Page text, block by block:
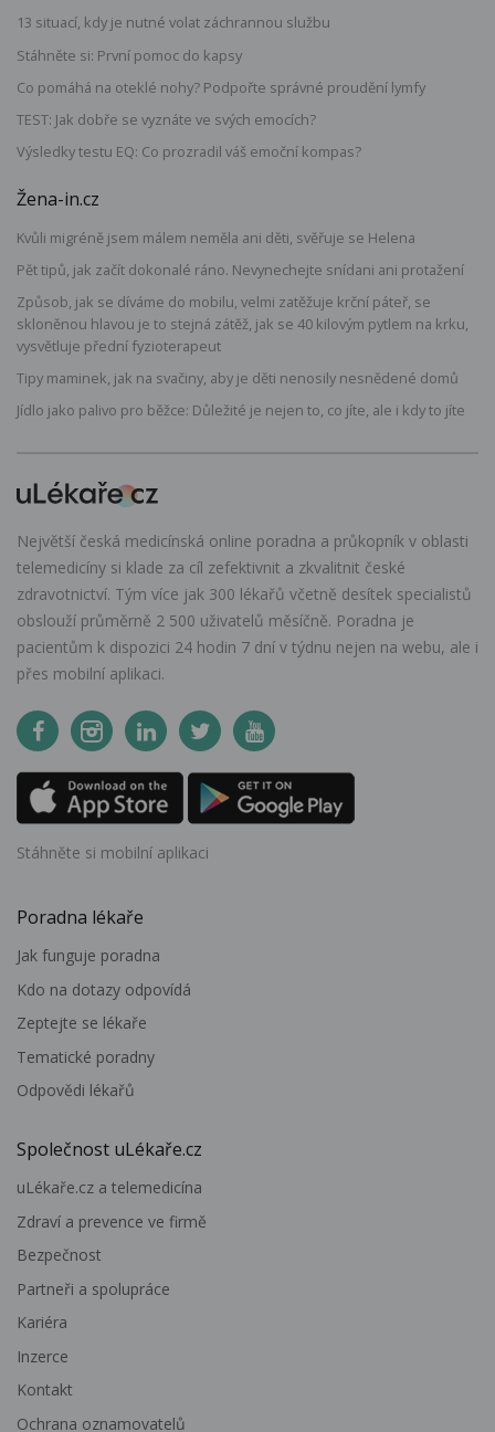
13 situací, kdy je nutné volat záchrannou službu
Stáhněte si: První pomoc do kapsy
Co pomáhá na oteklé nohy? Podpořte správné proudění lymfy
TEST: Jak dobře se vyznáte ve svých emocích?
Výsledky testu EQ: Co prozradil váš emoční kompas?
Žena-in.cz
Kvůli migréně jsem málem neměla ani děti, svěřuje se Helena
Pět tipů, jak začít dokonalé ráno. Nevynechejte snídani ani protažení
Způsob, jak se díváme do mobilu, velmi zatěžuje krční páteř, se
skloněnou hlavou je to stejná zátěž, jak se 40 kilovým pytlem na krku,
vysvětluje přední fyzioterapeut
Tipy maminek, jak na svačiny, aby je děti nenosily nesnědené domů
Jídlo jako palivo pro běžce: Důležité je nejen to, co jíte, ale i kdy to jíte
Největší česká medicínská online poradna a průkopník v oblasti
telemedicíny si klade za cíl zefektivnit a zkvalitnit české
zdravotnictví. Tým více jak 300 lékařů včetně desítek specialistů
obslouží průměrně 2 500 uživatelů měsíčně. Poradna je
pacientům k dispozici 24 hodin 7 dní v týdnu nejen na webu, ale i
přes mobilní aplikaci.
Stáhněte si mobilní aplikaci
Poradna lékaře
Jak funguje poradna
Kdo na dotazy odpovídá
Zeptejte se lékaře
Tematické poradny
Odpovědi lékařů
Společnost uLékaře.cz
uLékaře.cz a telemedicína
Zdraví a prevence ve firmě
Bezpečnost
Partneři a spolupráce
Kariéra
Inzerce
Kontakt
Ochrana oznamovatelů